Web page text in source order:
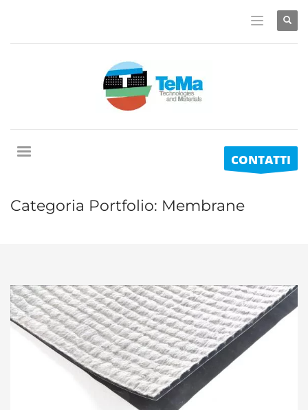
CONTATTI
Categoria Portfolio: Membrane